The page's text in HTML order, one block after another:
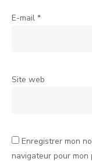
E-mail *
Site web
Enregistrer mon
navigateur pour mon